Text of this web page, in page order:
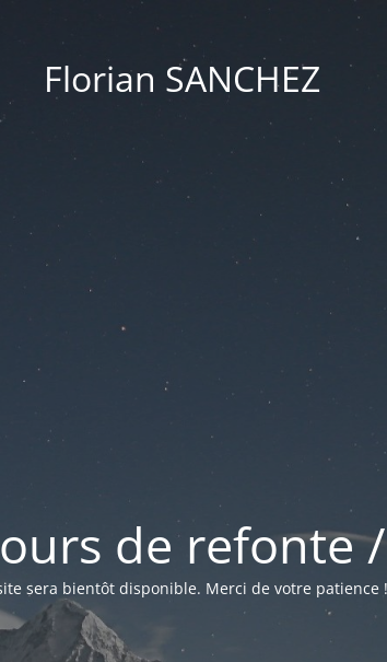
Florian SANCHEZ
de refonte
sera bientôt disponible. Merci de votre patience !